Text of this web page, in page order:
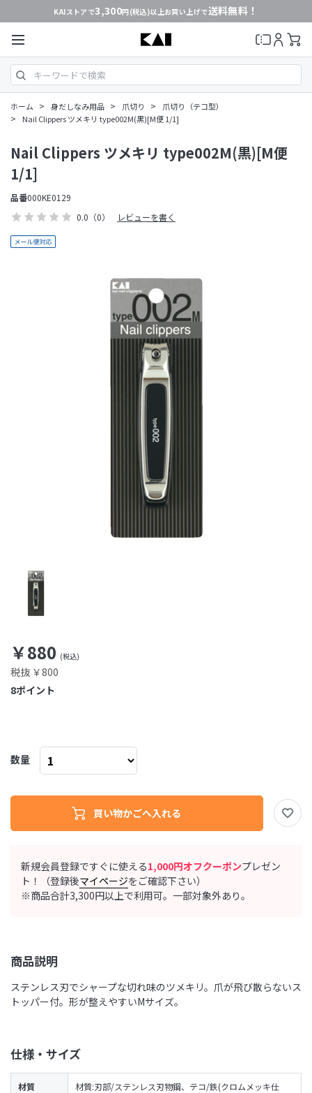
KAIストアで3,300円(税込)以上お買い上げで送料無料！
ホーム > 身だしなみ用品 > 爪切り > 爪切り（テコ型）
> Nail Clippers ツメキリ type002M(黒)[M便 1/1]
0.0 （0） レビューを書く
新規会員登録ですぐに使える1,000円オフクーポンプレゼン
ト！（登録後マイページをご確認下さい）
※商品合計3,300円以上で利用可。一部対象外あり。
商品説明
ステンレス刃でシャープな切れ味のツメキリ。爪が飛び散らないス
トッパー付。形が整えやすいMサイズ。
仕様・サイズ
材質
材質:刃部/ステンレス刃物鋼、テコ/鉄(クロムメッキ仕
Nail Clippers ツメキリ type002M(黒)[M便
1/1]
￥880
税抜 ￥800
品番000KE0129
ポイント
8
数量